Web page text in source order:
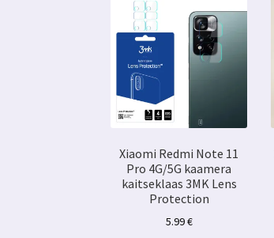
Xiaomi Redmi Note 11
Pro 4G/5G kaamera
kaitseklaas 3MK Lens
Protection
5.99€